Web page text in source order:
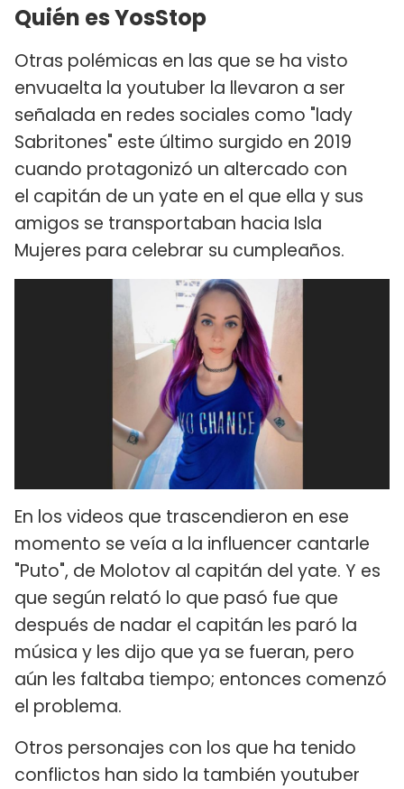
Quién es YosStop
Otras polémicas en las que se ha visto
envuaelta la youtuber la llevaron a ser
señalada en redes sociales como "lady
Sabritones" este último surgido en 2019
cuando protagonizó un altercado con
el capitán de un yate en el que ella y sus
amigos se transportaban hacia Isla
Mujeres para celebrar su cumpleaños.
En los videos que trascendieron en ese
momento se veía a la influencer cantarle
"Puto", de Molotov al capitán del yate. Y es
que según relató lo que pasó fue que
después de nadar el capitán les paró la
música y les dijo que ya se fueran, pero
aún les faltaba tiempo; entonces comenzó
el problema.
Otros personajes con los que ha tenido
conflictos han sido la también youtuber